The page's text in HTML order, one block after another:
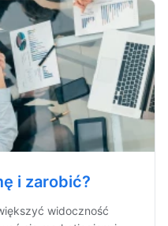
i zarobić?
widoczność